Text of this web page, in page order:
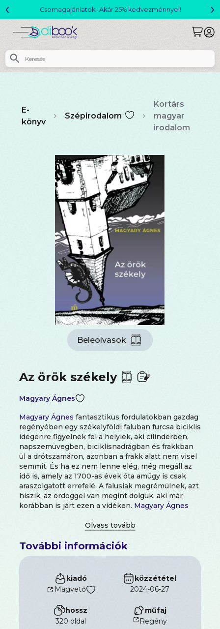
Csomagajánlatok- Akár 25% kedvezménnyel!
‹ ›
E-
könyv
Szépirodalom
Kortárs
magyar
irodalom
Beleolvasok
Az örök székely
Magyary Ágnes
Magyary Ágnes fantasztikus fordulatokban gazdag
regényében egy székelyföldi faluban furcsa biciklis
idegenre figyelnek fel a helyiek, aki cilinderben,
napszemüvegben, biciklisnadrágban és frakkban
ül a drótszamáron, azonban a frakk alatt nem visel
semmit. És ha ez nem lenne elég, még megáll az
idő is, amely az 1700-as évek óta amúgy is csak
araszolgatott errefelé. A falusiak megrémülnek, azt
hiszik, az ördöggel van megint dolguk, aki már
korábban is járt ezen a vidéken. Magyary Ágnes
pontosabban szabadon utazunk korok, tájak és
és legendáriumai között. Az egyik pillanatban még
a 18. században járunk, aztán 1849 után, majd pedig
Ady Endre korában. A szerző a történelem
állandóságaival és variációival ugyanúgy játszik,
mint az olvasó kíváncsiságával és fantáziájával;
vagy éppen az archaikussal és a posztmodernnel.
Az irodalmi utaláshálókban is gazdag szöveg mögül
pedig kirajzolódik Közép-Európa jellegzetes,
groteszk, mágikusan realista életvilága,
További információk
kiadó
Magvető
közzététel
2024-06-27
hossz
320 oldal
műfaj
Regény